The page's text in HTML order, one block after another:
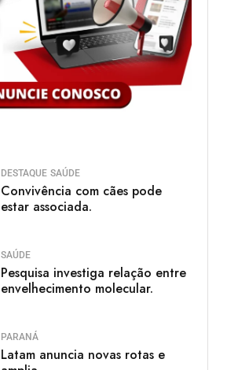
DESTAQUE SAÚDE
Convivência com cães pode
estar associada.
SAÚDE
Pesquisa investiga relação entre
envelhecimento molecular.
PARANÁ
Latam anuncia novas rotas e